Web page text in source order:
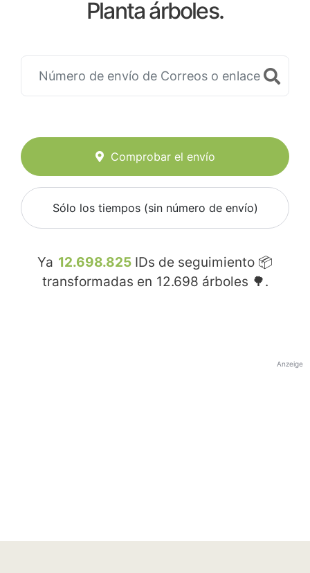
Planta árboles.
Comprobar el envío
Sólo los tiempos (sin número de envío)
Ya 12.698.825 IDs de seguimiento 📦
transformadas en 12.698 árboles 🌳.
Anzeige